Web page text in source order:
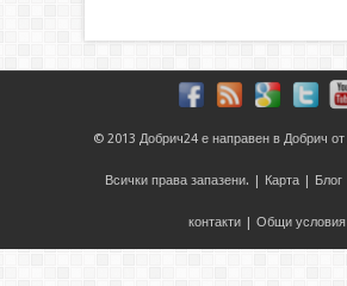
© 2013 Добрич24 е направен в Добрич от
Всички права запазени. | Карта | Блог
контакти | Общи условия